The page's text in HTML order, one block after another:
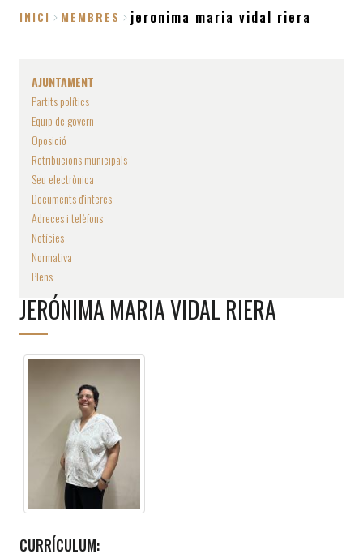
INICI MEMBRES jeronima maria vidal riera
AJUNTAMENT
Partits polítics
Equip de govern
Oposició
Retribucions municipals
Seu electrònica
Documents d'interès
Adreces i telèfons
Notícies
Normativa
Plens
JERÓNIMA MARIA VIDAL RIERA
CURRÍCULUM: